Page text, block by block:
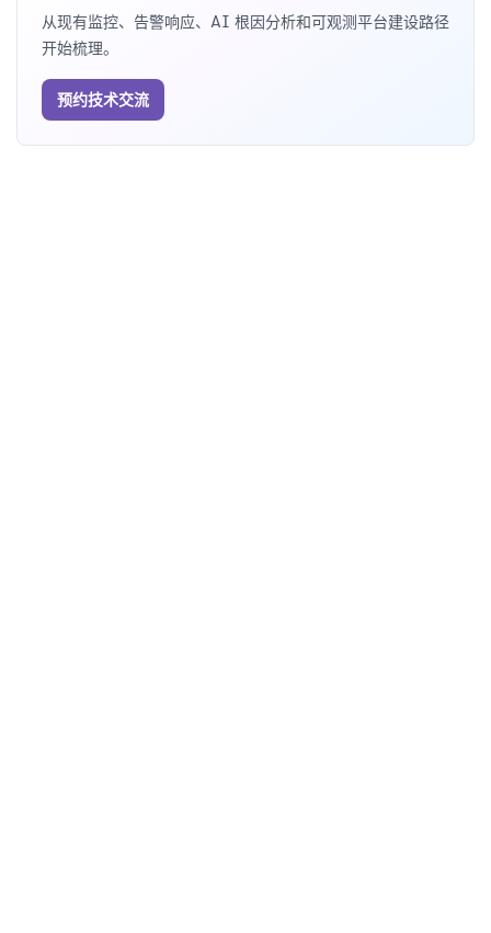
从现有监控、告警响应、AI 根因分析和可观测平台建设路径
开始梳理。
预约技术交流